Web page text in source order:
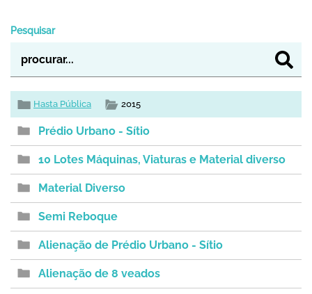
Pesquisar
Hasta Pública 2015
Prédio Urbano - Sítio
10 Lotes Máquinas, Viaturas e Material diverso
Material Diverso
Semi Reboque
Alienação de Prédio Urbano - Sítio
Alienação de 8 veados